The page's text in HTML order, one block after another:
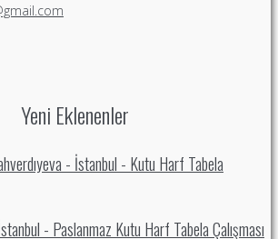
Yeni Eklenenler
- İstanbul - Kutu Harf Tabela
- Paslanmaz Kutu Harf Tabela Çalışması